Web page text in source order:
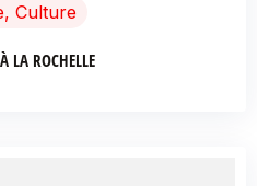
Culture
LA ROCHELLE